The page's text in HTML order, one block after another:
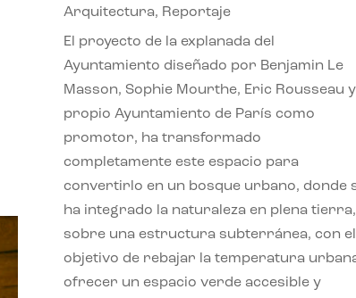
Arquitectura, Reportaje
El proyecto de la explanada del
Ayuntamiento diseñado por Benjamin Le
Masson, Sophie Mourthe, Eric Rousseau
propio Ayuntamiento de París como
promotor, ha transformado
completamente este espacio para
convertirlo en un bosque urbano, donde
ha integrado la naturaleza en plena tierra,
sobre una estructura subterránea, con el
objetivo de rebajar la temperatura
ofrecer un espacio verde accesible y